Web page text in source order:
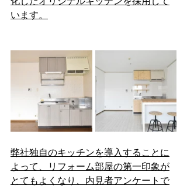
います。
弊社独自のキッチンを導入することに
よって、リフォーム部屋の第一印象が
とてもよくなり、内見者アンケートで